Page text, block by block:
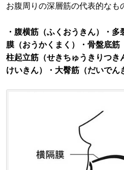
お腹周りの深層筋の代表的なも
・腹横筋（ふくおうきん）・
膜（おうかくまく）・骨盤底筋
柱起立筋（せきちゅうきりつき
けいきん）・大臀筋（だいでん